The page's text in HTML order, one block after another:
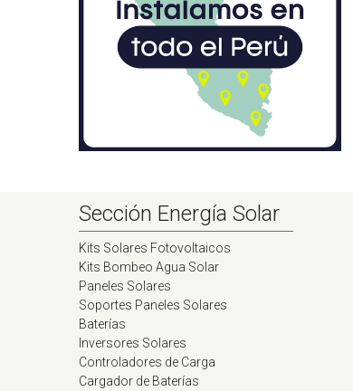
Sección Energía Solar
Kits Solares Fotovoltaicos
Kits Bombeo Agua Solar
Paneles Solares
Soportes Paneles Solares
Baterías
Inversores Solares
Controladores de Carga
Cargador de Baterías